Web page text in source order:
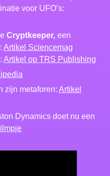
voor UFO’s:
Cryptkeeper, een
Artikel Sciencemag
Artikel op TRS Publishing
zijn metaforen: Artikel
Dynamics doet nu een